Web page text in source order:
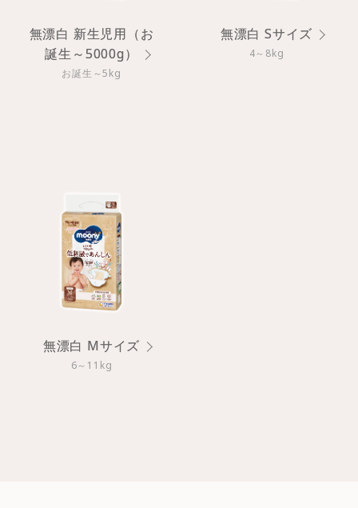
無漂白 新生児用（お
誕生～5000g）
お誕生～5kg
無漂白 Sサイズ
4～8kg
無漂白 Mサイズ
6～11kg